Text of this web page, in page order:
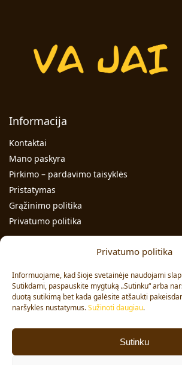
Privatumo politika
Informuojame, kad šioje svetainėje naudojami
Sutikdami, paspauskite mygtuką „Sutinku“ arba
duotą sutikimą bet kada galėsite atšaukti
naršyklės nustatymus.Sužinoti daugiau.
Sutinku
Informacija
Kontaktai
Mano paskyra
Pirkimo – pardavimo taisyklės
Pristatymas
Grąžinimo politika
Privatumo politika
Individualios veiklos pažymos Nr.: 991331
Adresas: Volungės g. 23-18, LT-63176,
Pardavimai:+370 608 91 653
Užsakymai:+370 678 36 453
Sekite mus